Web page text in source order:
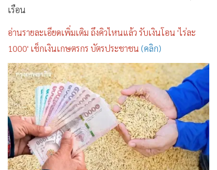
เรือน
อ่านรายละเอียดเพิ่มเติม ถึงคิวไหนแล้ว รับเงินโอน 'ไร่ละ
1000' เช็กเงินเกษตรกร บัตรประชาชน (คลิก)